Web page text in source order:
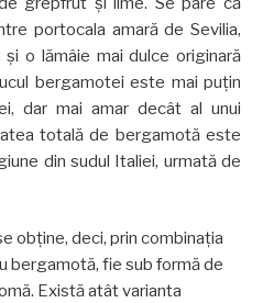
portocala amară de Sevilia,
și o lămâie mai dulce originară
bergamotei este mai puțin
dar mai amar decât al unui
totală de bergamotă este
din sudul Italiei, urmată de
obține, deci, prin combinația
bergamotă, fie sub formă de
Există atât varianta